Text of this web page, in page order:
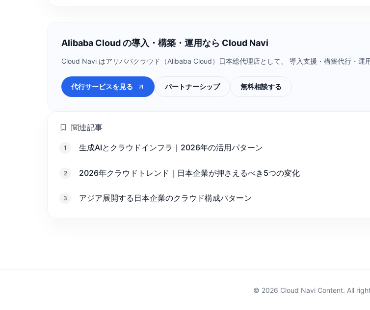
Alibaba Cloud の導入・構築・運用なら Cloud Navi
Cloud Navi はアリババクラウド（Alibaba Cloud）日本総代理店として、 導入支援・構築代行・運
代行サービスを見る パートナーシップ 無料相談する
関連記事
1 生成AIとクラウドインフラ｜2026年の活用パターン
2 2026年クラウドトレンド｜日本企業が押さえるべき5つの変化
3 アジア展開する日本企業のクラウド構成パターン
© 2026 Cloud Navi Content. All